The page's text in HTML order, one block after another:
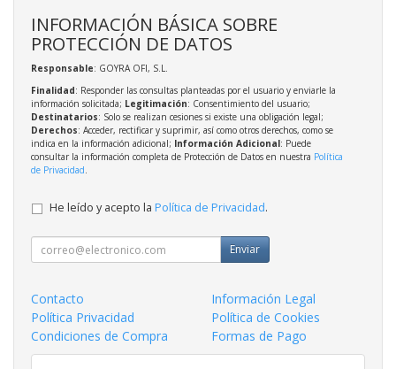
INFORMACIÓN BÁSICA SOBRE
PROTECCIÓN DE DATOS
Responsable: GOYRA OFI, S.L.
Finalidad: Responder las consultas planteadas por el usuario y enviarle la
información solicitada; Legitimación: Consentimiento del usuario;
Destinatarios: Solo se realizan cesiones si existe una obligación legal;
Derechos: Acceder, rectificar y suprimir, así como otros derechos, como se
indica en la información adicional; Información Adicional: Puede
consultar la información completa de Protección de Datos en nuestra Política
de Privacidad.
He leído y acepto la Política de Privacidad.
Enviar
Contacto
Información Legal
Política Privacidad
Política de Cookies
Condiciones de Compra
Formas de Pago